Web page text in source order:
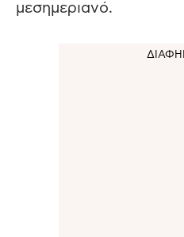
μεσημεριανό.